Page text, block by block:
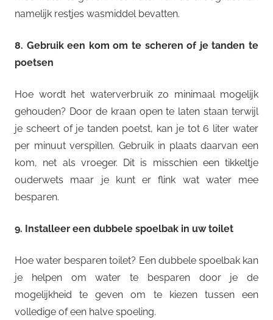
namelijk restjes wasmiddel bevatten.
8. Gebruik een kom om te scheren of je tanden te
poetsen
Hoe wordt het waterverbruik zo minimaal mogelijk
gehouden? Door de kraan open te laten staan terwijl
je scheert of je tanden poetst, kan je tot 6 liter water
per minuut verspillen. Gebruik in plaats daarvan een
kom, net als vroeger. Dit is misschien een tikkeltje
ouderwets maar je kunt er flink wat water mee
besparen.
9. Installeer een dubbele spoelbak in uw toilet
Hoe water besparen toilet? Een dubbele spoelbak kan
je helpen om water te besparen door je de
mogelijkheid te geven om te kiezen tussen een
volledige of een halve spoeling.